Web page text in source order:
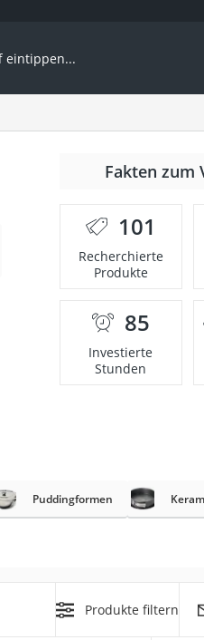
Fakten zum
101
Recherchierte
Produkte
85
Investierte
Stunden
Puddingformen
Produkte filtern